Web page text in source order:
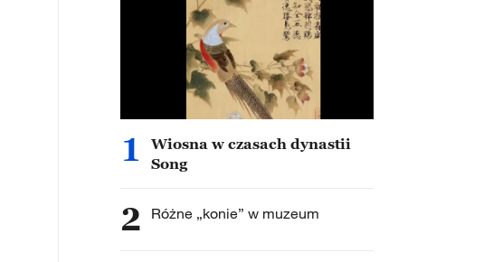
1
Wiosna w czasach dynastii
Song
2 Różne „konie” w muzeum